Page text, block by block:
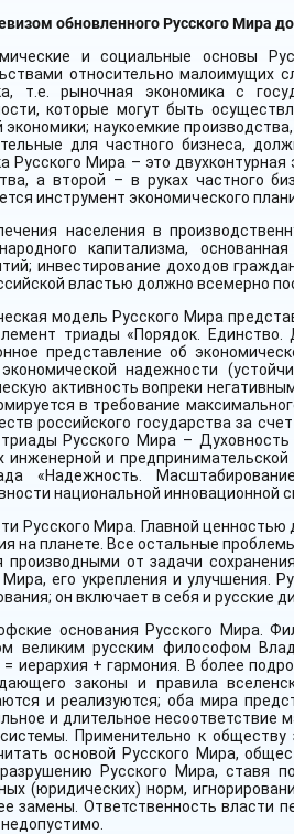
обновленного Русского Мира
и социальные основы
относительно малоимущих
т.е. рыночная экономика с
которые могут быть
экономики; наукоемкие
для частного бизнеса,
Русского Мира – это
а второй – в руках частного
инструмент экономического
населения в
капитализма,
инвестирование доходов
властью должно всемерно
модель Русского Мира
триады «Порядок.
представление об
надежности
активность вопреки
в требование
российского государства за
Русского Мира – Духовность
инженерной и
«Надежность.
национальной инновационной
Русского Мира. Главной
на планете. Все остальные
производными от задачи
Мира, его укрепления и улучшения.
он включает в себя и русские
основания Русского Мира.
великим русским философом
= иерархия + гармония. В более
законы и правила
и реализуются; оба мира
и длительное несоответствие
Применительно к
основой Русского Мира,
Русского Мира, ставя
(юридических) норм,
замены. Ответственность власти